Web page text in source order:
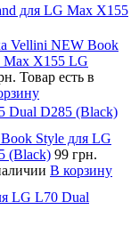
для LG Max X155
Vellini NEW Book
Max X155 LG
Товар есть в
Dual D285 (Black)
Style для LG
(Black) 99 грн.
В корзину
LG L70 Dual